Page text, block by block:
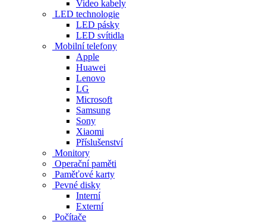
Video kabely
LED technologie
LED pásky
LED svítidla
Mobilní telefony
Apple
Huawei
Lenovo
LG
Microsoft
Samsung
Sony
Xiaomi
Příslušenství
Monitory
Operační paměti
Paměťové karty
Pevné disky
Interní
Externí
Počítače